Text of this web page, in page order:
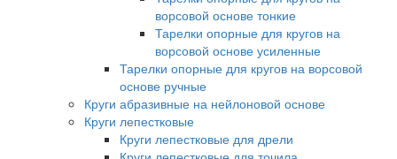
ворсовой основе тонкие
Тарелки опорные для кругов на
ворсовой основе усиленные
Тарелки опорные для кругов на ворсовой
основе ручные
Круги абразивные на нейлоновой основе
Круги лепестковые
Круги лепестковые для дрели